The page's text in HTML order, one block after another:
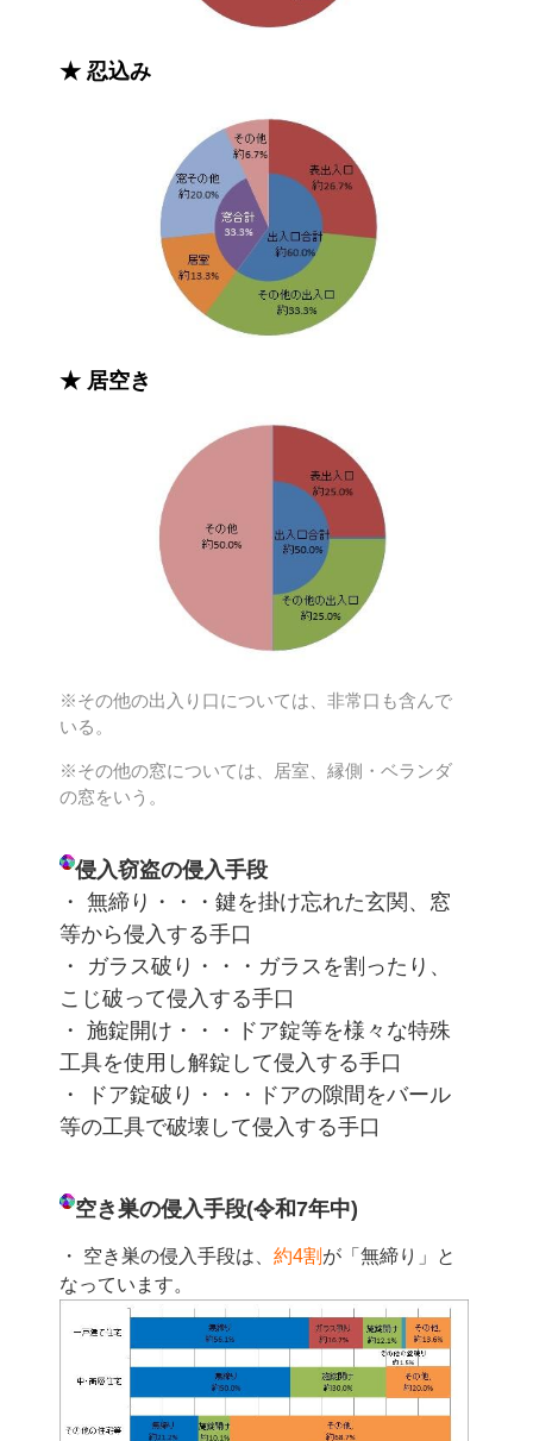
★ 忍込み
★ 居空き
※その他の出入り口については、非常口も含んで
いる。
※その他の窓については、居室、縁側・ベランダ
の窓をいう。
侵入窃盗の侵入手段
・ 無締り・・・鍵を掛け忘れた玄関、窓
等から侵入する手口
・ ガラス破り・・・ガラスを割ったり、
こじ破って侵入する手口
・ 施錠開け・・・ドア錠等を様々な特殊
工具を使用し解錠して侵入する手口
・ ドア錠破り・・・ドアの隙間をバール
等の工具で破壊して侵入する手口
空き巣の侵入手段(令和7年中)
・ 空き巣の侵入手段は、 約4割 が「無締り」と
なっています。